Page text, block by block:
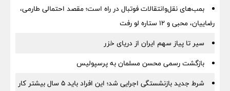
بمب‌های نقل‌وانتقالات فوتبال در راه است؛ مقصد احتمالی طارمی،
رضاییان، محبی و ۱۲ ستاره لو رفت
سیر تا پیاز سهم ایران از دریای خزر
بازگشت رسمی محسن مسلمان به پرسپولیس
شرط جدید بازنشستگی اجرایی شد؛ این افراد باید ۵ سال بیشتر کار